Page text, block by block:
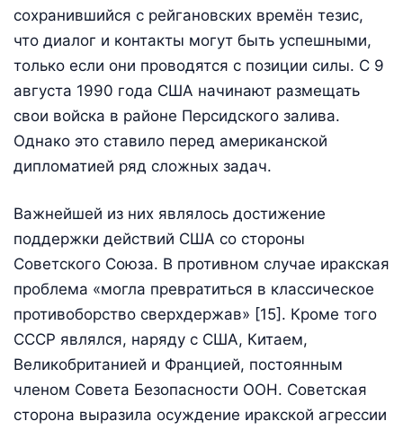
сохранившийся с рейгановских времён тезис,
что диалог и контакты могут быть успешными,
только если они проводятся с позиции силы. С 9
августа 1990 года США начинают размещать
свои войска в районе Персидского залива.
Однако это ставило перед американской
дипломатией ряд сложных задач.
Важнейшей из них являлось достижение
поддержки действий США со стороны
Советского Союза. В противном случае иракская
проблема «могла превратиться в классическое
противоборство сверхдержав» [15]. Кроме того
СССР являлся, наряду с США, Китаем,
Великобританией и Францией, постоянным
членом Совета Безопасности ООН. Советская
сторона выразила осуждение иракской агрессии